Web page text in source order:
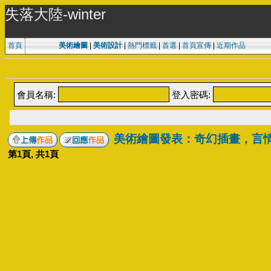
失落大陸-winter
首頁 美術繪圖 美術設計| 熱門標籤| 首選 首頁宣傳| 近期作品
會員名稱: 登入密碼:
美術繪圖發表：奇幻插畫，言
第1頁, 共1頁